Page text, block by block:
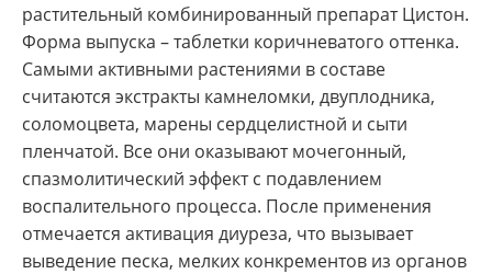
растительный комбинированный препарат Цистон.
Форма выпуска – таблетки коричневатого оттенка.
Самыми активными растениями в составе
считаются экстракты камнеломки, двуплодника,
соломоцвета, марены сердцелистной и сыти
пленчатой. Все они оказывают мочегонный,
спазмолитический эффект с подавлением
воспалительного процесса. После применения
отмечается активация диуреза, что вызывает
выведение песка, мелких конкрементов из органов